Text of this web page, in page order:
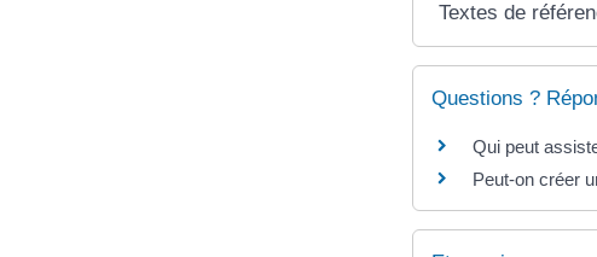
Textes de
Questions ?
Qui peut
Peut-on créer